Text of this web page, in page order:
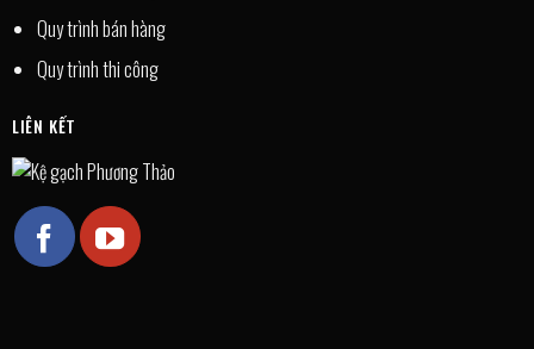
Quy trình bán hàng
Quy trình thi công
LIÊN KẾT